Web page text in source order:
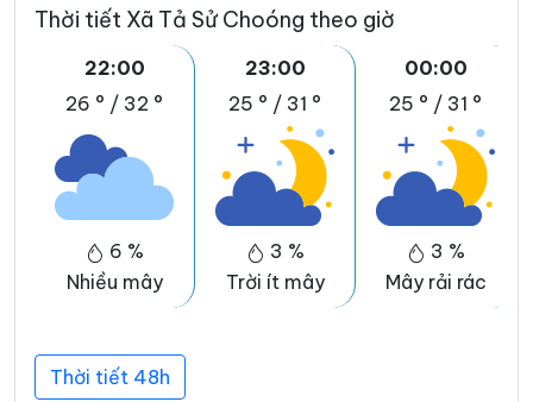
Thời tiết Xã Tả Sử Choóng theo giờ
22:00
26 ° / 32 °
6 %
Nhiều mây
23:00
25 ° / 31 °
3 %
Trời ít mây
00:00
25 ° / 31 °
3 %
Mây rải rác
Thời tiết 48h